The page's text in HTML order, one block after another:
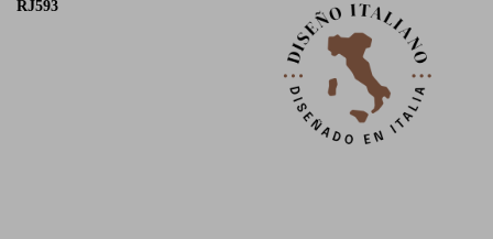
RJ593